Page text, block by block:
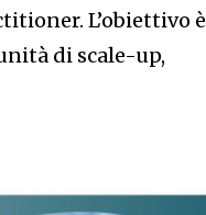
L’obiettivo è
di scale-up,